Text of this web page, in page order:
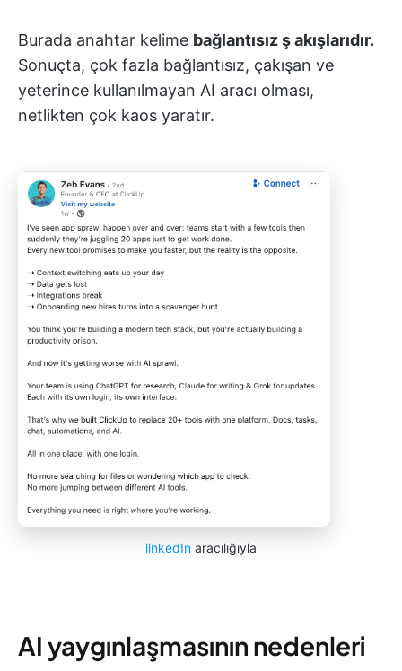
Burada anahtar kelime bağlantısız ş akışlarıdır.
Sonuçta, çok fazla bağlantısız, çakışan ve
yeterince kullanılmayan AI aracı olması,
netlikten çok kaos yaratır.
linkedIn aracılığıyla
AI yaygınlaşmasının nedenleri